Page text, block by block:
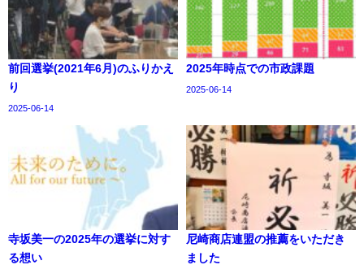
前回選挙(2021年6月)のふりかえ
り
2025-06-14
2025年時点での市政課題
2025-06-14
寺坂美一の2025年の選挙に対す
る想い
尼崎商店連盟の推薦をいただき
ました